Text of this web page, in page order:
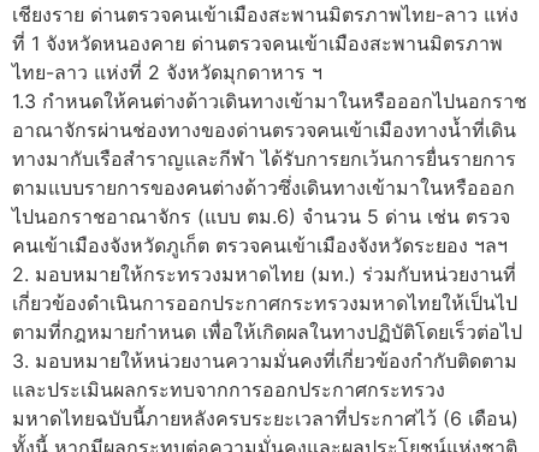
เชียงราย ด่านตรวจคนเข้าเมืองสะพานมิตรภาพไทย-ลาว แห่ง
ที่ 1 จังหวัดหนองคาย ด่านตรวจคนเข้าเมืองสะพานมิตรภาพ
ไทย-ลาว แห่งที่ 2 จังหวัดมุกดาหาร ฯ
1.3 กำหนดให้คนต่างด้าวเดินทางเข้ามาในหรือออกไปนอกราช
อาณาจักรผ่านช่องทางของด่านตรวจคนเข้าเมืองทางน้ำที่เดิน
ทางมากับเรือสำราญและกีฬา ได้รับการยกเว้นการยื่นรายการ
ตามแบบรายการของคนต่างด้าวซึ่งเดินทางเข้ามาในหรือออก
ไปนอกราชอาณาจักร (แบบ ตม.6) จำนวน 5 ด่าน เช่น ตรวจ
คนเข้าเมืองจังหวัดภูเก็ต ตรวจคนเข้าเมืองจังหวัดระยอง ฯลฯ
2. มอบหมายให้กระทรวงมหาดไทย (มท.) ร่วมกับหน่วยงานที่
เกี่ยวข้องดำเนินการออกประกาศกระทรวงมหาดไทยให้เป็นไป
ตามที่กฎหมายกำหนด เพื่อให้เกิดผลในทางปฏิบัติโดยเร็วต่อไป
3. มอบหมายให้หน่วยงานความมั่นคงที่เกี่ยวข้องกำกับติดตาม
และประเมินผลกระทบจากการออกประกาศกระทรวง
มหาดไทยฉบับนี้ภายหลังครบระยะเวลาที่ประกาศไว้ (6 เดือน)